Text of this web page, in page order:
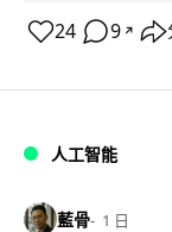
24 9 ↗
人工智能
藍骨 1 日